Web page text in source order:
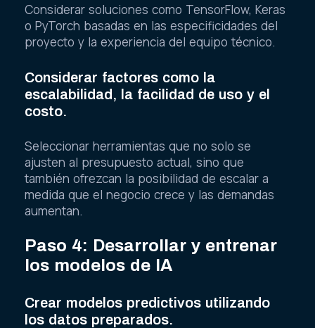
Considerar soluciones como TensorFlow, Keras
o PyTorch basadas en las especificidades del
proyecto y la experiencia del equipo técnico.
Considerar factores como la
escalabilidad, la facilidad de uso y el
costo.
Seleccionar herramientas que no solo se
ajusten al presupuesto actual, sino que
también ofrezcan la posibilidad de escalar a
medida que el negocio crece y las demandas
aumentan.
Paso 4: Desarrollar y entrenar
los modelos de IA
Crear modelos predictivos utilizando
los datos preparados.